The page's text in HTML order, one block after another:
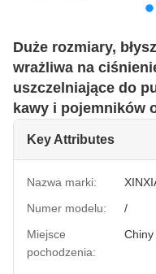
Duże rozmiary,
wrażliwa na
uszczelniające do
kawy i pojemników
Key Attributes
Nazwa marki:
Numer modelu:
/
Miejsce
pochodzenia:
Chiny